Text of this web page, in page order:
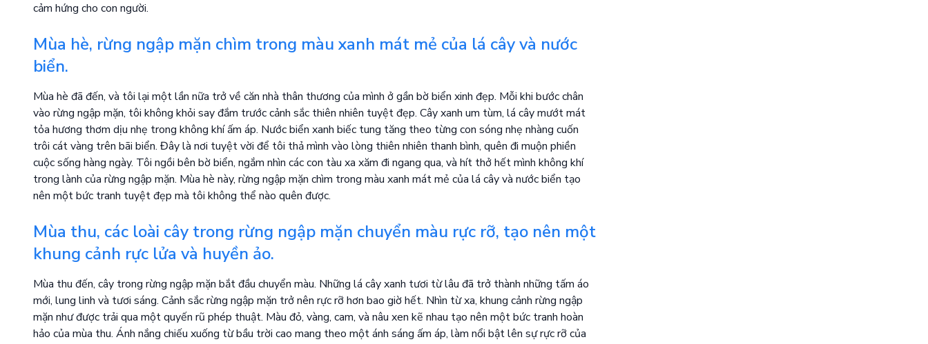
cảm hứng cho con người.
Mùa hè, rừng ngập mặn chìm trong màu xanh mát mẻ của lá cây và nước
biển.
Mùa hè đã đến, và tôi lại một lần nữa trở về căn nhà thân thương của mình ở gần bờ biển xinh đẹp. Mỗi khi bước chân
vào rừng ngập mặn, tôi không khỏi say đắm trước cảnh sắc thiên nhiên tuyệt đẹp. Cây xanh um tùm, lá cây mướt mát
tỏa hương thơm dịu nhẹ trong không khí ấm áp. Nước biển xanh biếc tung tăng theo từng con sóng nhẹ nhàng cuốn
trôi cát vàng trên bãi biển. Đây là nơi tuyệt vời để tôi thả mình vào lòng thiên nhiên thanh bình, quên đi muộn phiền
cuộc sống hàng ngày. Tôi ngồi bên bờ biển, ngắm nhìn các con tàu xa xăm đi ngang qua, và hít thở hết mình không khí
trong lành của rừng ngập mặn. Mùa hè này, rừng ngập mặn chìm trong màu xanh mát mẻ của lá cây và nước biển tạo
nên một bức tranh tuyệt đẹp mà tôi không thể nào quên được.
Mùa thu, các loài cây trong rừng ngập mặn chuyển màu rực rỡ, tạo nên một
khung cảnh rực lửa và huyền ảo.
Mùa thu đến, cây trong rừng ngập mặn bắt đầu chuyển màu. Những lá cây xanh tươi từ lâu đã trở thành những tấm áo
mới, lung linh và tươi sáng. Cảnh sắc rừng ngập mặn trở nên rực rỡ hơn bao giờ hết. Nhìn từ xa, khung cảnh rừng ngập
mặn như được trải qua một quyến rũ phép thuật. Màu đỏ, vàng, cam, và nâu xen kẽ nhau tạo nên một bức tranh hoàn
hảo của mùa thu. Ánh nắng chiếu xuống từ bầu trời cao mang theo một ánh sáng ấm áp, làm nổi bật lên sự rực rỡ của